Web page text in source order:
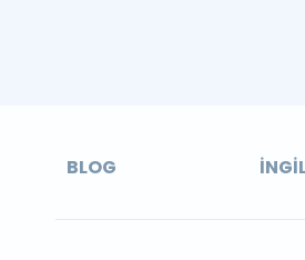
BLOG